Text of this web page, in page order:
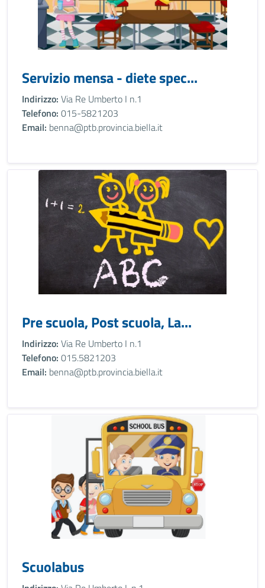
Servizio mensa - diete spec...
Indirizzo: Via Re Umberto I n.1
Telefono: 015-5821203
Email: benna@ptb.provincia.biella.it
Pre scuola, Post scuola, La...
Indirizzo: Via Re Umberto I n.1
Telefono: 015.5821203
Email: benna@ptb.provincia.biella.it
Scuolabus